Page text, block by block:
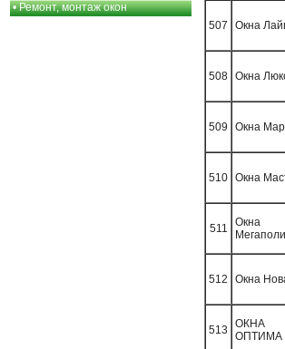
•Ремонт, монтаж окон
507 Окна
508 Окна
509 Окна
510 Окна
511
Окна
512 Окна
513
ОКНА
ОПТИМА